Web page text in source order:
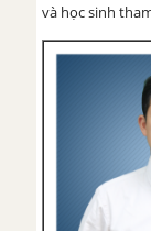
và học sinh